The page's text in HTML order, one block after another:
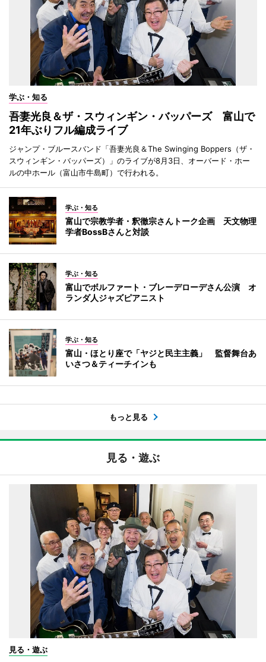
学ぶ・知る
吾妻光良＆ザ・スウィンギン・バッパーズ 富山で
21年ぶりフル編成ライブ
ジャンプ・ブルースバンド「吾妻光良＆The Swinging Boppers（ザ・
スウィンギン・バッパーズ）」のライブが8月3日、オーバード・ホー
ルの中ホール（富山市牛島町）で行われる。
学ぶ・知る
富山で宗教学者・釈徹宗さんトーク企画 天文物理
学者BossBさんと対談
学ぶ・知る
富山でボルファート・ブレーデローデさん公演 オ
ランダ人ジャズピアニスト
学ぶ・知る
富山・ほとり座で「ヤジと民主主義」 監督舞台あ
いさつ＆ティーチインも
もっと見る
見る・遊ぶ
見る・遊ぶ